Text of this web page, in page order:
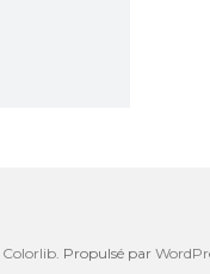
Colorlib. Propulsé par